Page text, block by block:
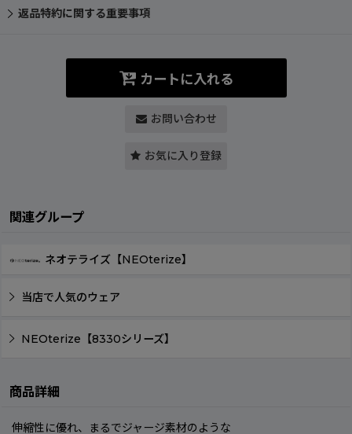
返品特約に関する重要事項
カートに入れる
お問い合わせ
お気に入り登録
関連グループ
ネオテライズ【NEOterize】
当店で人気のウェア
NEOterize【8330シリーズ】
商品詳細
伸縮性に優れ、まるでジャージ素材のような